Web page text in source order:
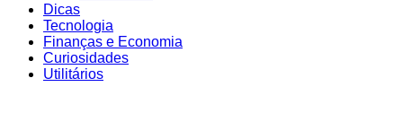
Dicas
Tecnologia
Finanças e Economia
Curiosidades
Utilitários